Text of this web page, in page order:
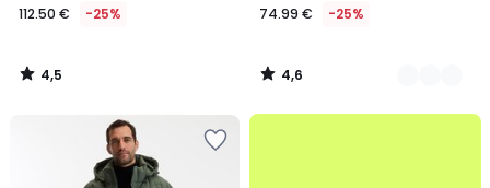
112.50 € -25%
4,5
/
74.99 € -25%
4,6
/
.